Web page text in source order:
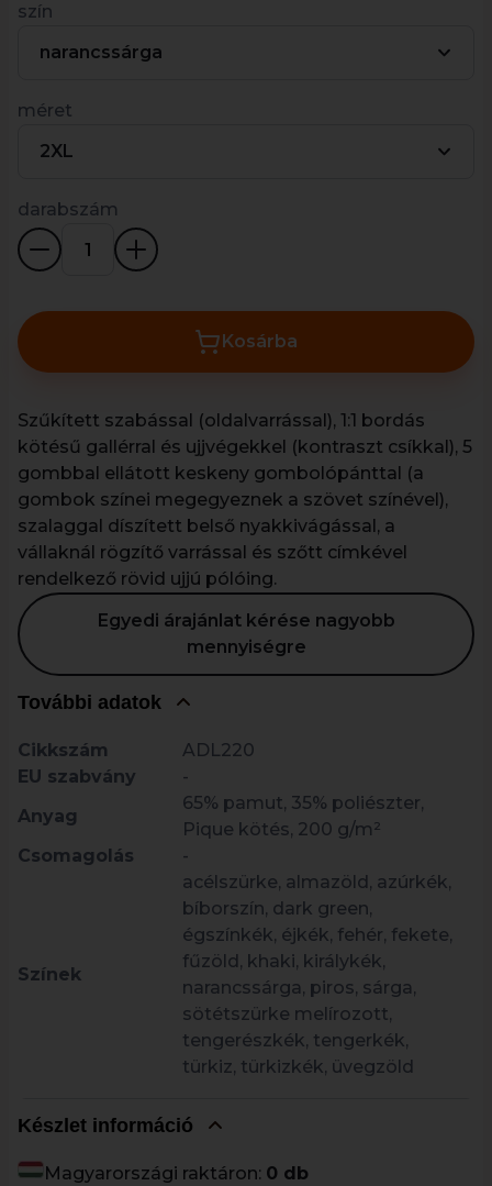
szín
narancssárga
méret
2XL
darabszám
Kosárba
Szűkített szabással (oldalvarrással), 1:1 bordás
kötésű gallérral és ujjvégekkel (kontraszt csíkkal), 5
gombbal ellátott keskeny gombolópánttal (a
gombok színei megegyeznek a szövet színével),
szalaggal díszített belső nyakkivágással, a
vállaknál rögzítő varrással és szőtt címkével
rendelkező rövid ujjú pólóing.
Egyedi árajánlat kérése nagyobb
mennyiségre
További adatok
Cikkszám
ADL220
EU szabvány
-
Anyag
65% pamut, 35% poliészter,
Pique kötés, 200 g/m²
Csomagolás
-
Színek
acélszürke, almazöld, azúrkék,
bíborszín, dark green,
égszínkék, éjkék, fehér, fekete,
fűzöld, khaki, királykék,
narancssárga, piros, sárga,
sötétszürke melírozott,
tengerészkék, tengerkék,
türkiz, türkizkék, üvegzöld
Készlet információ
Magyarországi raktáron: 0 db